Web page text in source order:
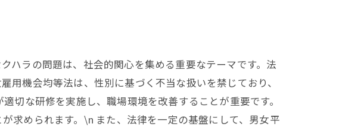
ハラの問題は、社会的関心を集める重要なテーマです。法
機会均等法は、性別に基づく不当な扱いを禁じており、
切な研修を実施し、職場環境を改善することが重要です。
求められます。\n また、法律を一定の基盤にして、男女平